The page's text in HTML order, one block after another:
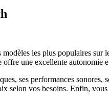
les plus populaires
une excellente autonomie
ses performances
selon vos besoins. Enfin,